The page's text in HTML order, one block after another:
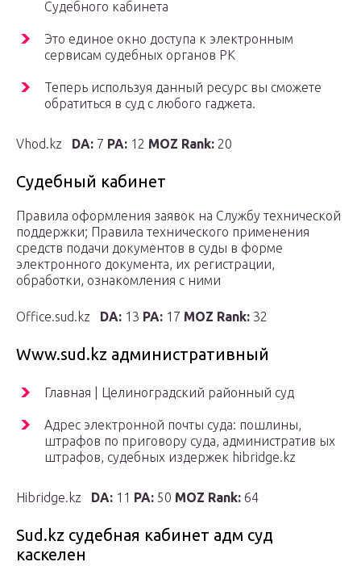
Судебного кабинета
Это единое окно доступа к электронным
сервисам судебных органов РК
Теперь используя данный ресурс вы сможете
обратиться в суд с любого гаджета.
Vhod.kz DA: 7 PA: 12 MOZ Rank: 20
Судебный кабинет
Правила оформления заявок на Службу технической
поддержки; Правила технического применения
средств подачи документов в суды в форме
электронного документа, их регистрации,
обработки, ознакомления с ними
Office.sud.kz DA: 13 PA: 17 MOZ Rank: 32
Www.sud.kz административный
Главная | Целиноградский районный суд
Адрес электронной почты суда: пошлины,
штрафов по приговору суда, административ ых
штрафов, судебных издержек hibridge.kz
Hibridge.kz DA: 11 PA: 50 MOZ Rank: 64
Sud.kz судебная кабинет адм суд
каскелен